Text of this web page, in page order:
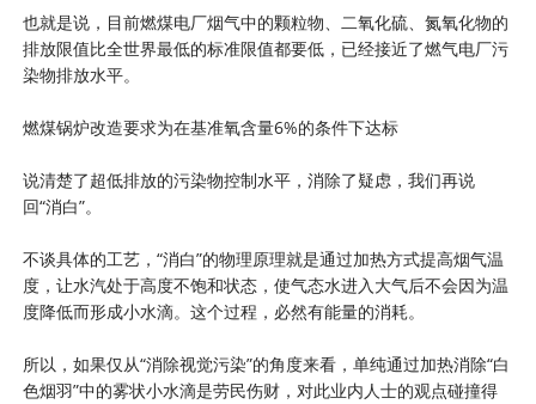
也就是说，目前燃煤电厂烟气中的颗粒物、二氧化硫、氮氧化物的
排放限值比全世界最低的标准限值都要低，已经接近了燃气电厂污
染物排放水平。
燃煤锅炉改造要求为在基准氧含量6%的条件下达标
说清楚了超低排放的污染物控制水平，消除了疑虑，我们再说
回“消白”。
不谈具体的工艺，“消白”的物理原理就是通过加热方式提高烟气温
度，让水汽处于高度不饱和状态，使气态水进入大气后不会因为温
度降低而形成小水滴。这个过程，必然有能量的消耗。
所以，如果仅从“消除视觉污染”的角度来看，单纯通过加热消除“白
色烟羽”中的雾状小水滴是劳民伤财，对此业内人士的观点碰撞得